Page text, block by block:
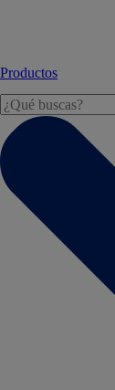
Productos